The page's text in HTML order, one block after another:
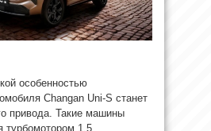
особенностью
Changan Uni-S станет
привода. Такие машины
турбомотором 1.5